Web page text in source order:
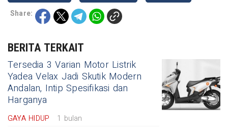
Share:
BERITA TERKAIT
Tersedia 3 Varian Motor Listrik
Yadea Velax Jadi Skutik Modern
Andalan, Intip Spesifikasi dan
Harganya
GAYA HIDUP 1 bulan